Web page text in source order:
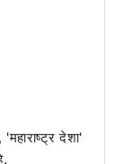
देशा'